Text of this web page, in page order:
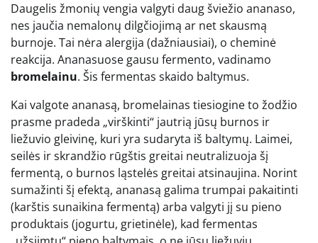
Daugelis žmonių vengia valgyti daug šviežio ananaso,
nes jaučia nemalonų dilgčiojimą ar net skausmą
burnoje. Tai nėra alergija (dažniausiai), o cheminė
reakcija. Ananasuose gausu fermento, vadinamo
bromelainu. Šis fermentas skaido baltymus.
Kai valgote ananasą, bromelainas tiesiogine to žodžio
prasme pradeda „virškinti“ jautrią jūsų burnos ir
liežuvio gleivinę, kuri yra sudaryta iš baltymų. Laimei,
seilės ir skrandžio rūgštis greitai neutralizuoja šį
fermentą, o burnos ląstelės greitai atsinaujina. Norint
sumažinti šį efektą, ananasą galima trumpai pakaitinti
(karštis sunaikina fermentą) arba valgyti jį su pieno
produktais (jogurtu, grietinėle), kad fermentas